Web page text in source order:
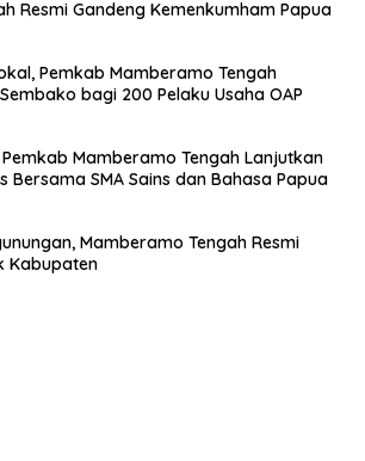
Resmi Gandeng Kemenkumham Papua
Pemkab Mamberamo Tengah
bagi 200 Pelaku Usaha OAP
Pemkab Mamberamo Tengah Lanjutkan
Bersama SMA Sains dan Bahasa Papua
Mamberamo Tengah Resmi
Kabupaten